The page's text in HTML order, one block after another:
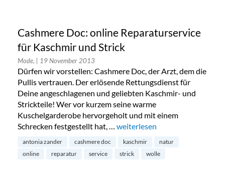
Cashmere Doc: online Reparaturservice
für Kaschmir und Strick
Mode, | 19 November 2013
Dürfen wir vorstellen: Cashmere Doc, der Arzt, dem die
Pullis vertrauen. Der erlösende Rettungsdienst für
Deine angeschlagenen und geliebten Kaschmir- und
Strickteile! Wer vor kurzem seine warme
Kuschelgarderobe hervorgeholt und mit einem
Schrecken festgestellt hat, … „Cashmere Doc: online
weiterlesen
antonia zander cashmere doc kaschmir
natur
online
reparatur service strick wolle